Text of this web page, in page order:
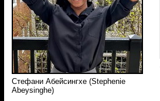
Стефани Абейсингхе (Stephenie
Abeysinghe)